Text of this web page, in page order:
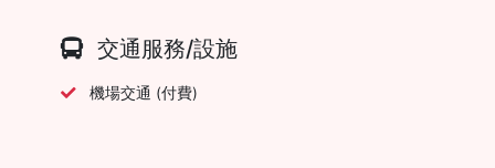
交通服務/設施
機場交通 (付費)